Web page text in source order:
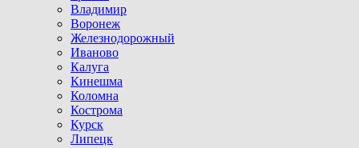
Владимир
Воронеж
Железнодорожный
Иваново
Калуга
Кинешма
Коломна
Кострома
Курск
Липецк